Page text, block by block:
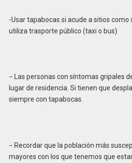
-Usar tapabocas si acude a sitios
utiliza trasporte público (taxi o bus)
− Las personas con síntomas gripales
lugar de residencia. Si tienen que
siempre con tapabocas.
− Recordar que la población más
mayores con los que tenemos que